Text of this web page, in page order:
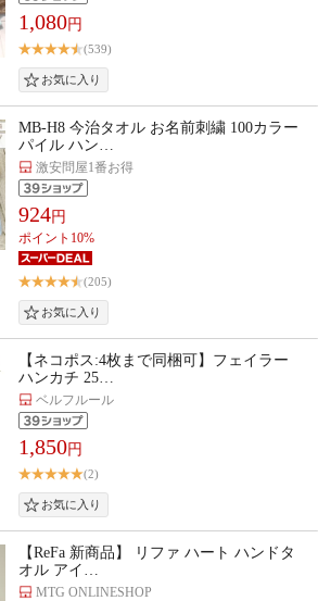
1,080円
(539)
MB-H8 今治タオル お名前刺繍 100カラー
パイル ハン…
激安問屋1番お得
924円
ポイント10%
(205)
【ネコポス:4枚まで同梱可】フェイラー
ハンカチ 25…
ベルフルール
1,850円
(2)
【ReFa 新商品】 リファ ハート ハンドタ
オル アイ…
MTG ONLINESHOP